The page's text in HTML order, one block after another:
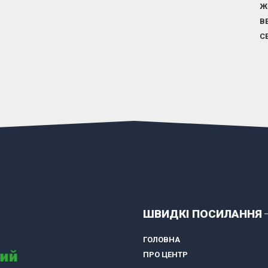
ШВИДКІ ПОСИЛАННЯ
ГОЛОВНА
ПРО ЦЕНТР